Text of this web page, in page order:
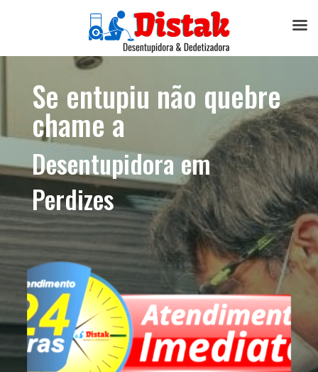
Se entupiu não quebre
chame a
Desentupidora em
Perdizes